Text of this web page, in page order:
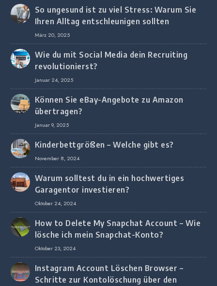
So ungesund ist zu viel Stress: Warum Sie
Ihren Alltag entschleunigen sollten
März 20, 2025
Wie du mit Social Media dein Recruiting
revolutionierst?
Januar 24, 2025
Können Sie eBay-Angebote zu Amazon
übertragen?
Januar 9, 2025
Kinderbettgrößen – Welche gibt es?
November 8, 2024
Warum solltest du in ein hochwertiges
Garagentor investieren?
Oktober 24, 2024
How to Delete My Snapchat Account – Wie
lösche ich mein Snapchat-Konto?
Oktober 23, 2024
Instagram Account Löschen Browser –
Schritte zur Kontolöschung über den